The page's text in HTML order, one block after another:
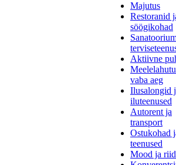
Majutus
Restoranid
söögikohad
Aktiivne
vaba aeg
Ilusalongid
iluteenused
Autorent ja
transport
Ostukohad
teenused
Mood ja